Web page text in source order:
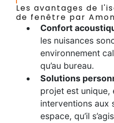
Les avantages de
de fenêtre par
Confort
les nuisances
environnement
qu’au bureau.
Solutions
projet est unique,
interventions aux
espace, qu’il